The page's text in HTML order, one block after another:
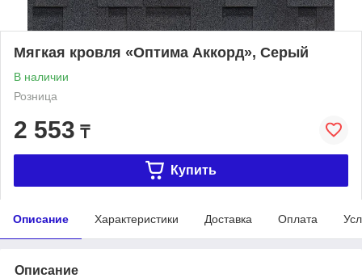
Мягкая кровля «Оптима Аккорд», Серый
В наличии
Розница
2 553 ₸
Купить
Описание Характеристики Доставка Оплата
Описание